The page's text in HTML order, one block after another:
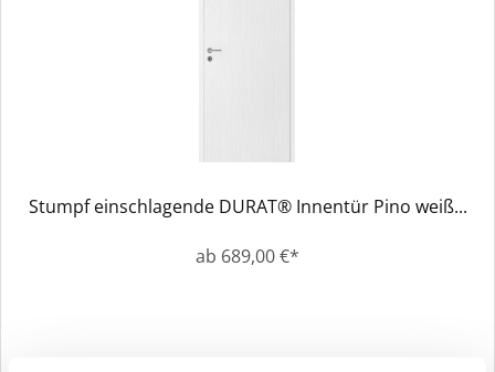
Stumpf einschlagende DURAT® Innentür Pino weiß...
ab 689,00 €*